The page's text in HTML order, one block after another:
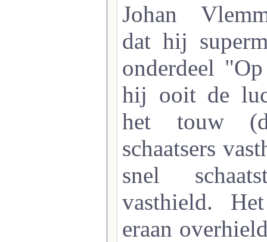
Johan
dat hij
onderdeel
hij ooit de
het touw
schaatsers
snel
vasthield.
eraan